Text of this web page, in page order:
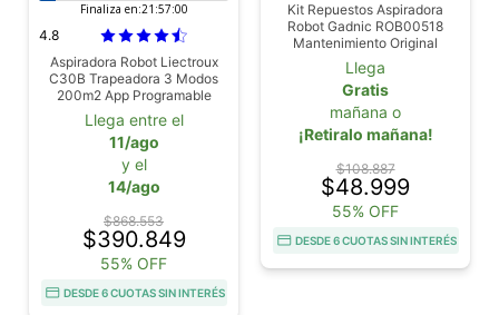
Finaliza en:21:56:59
4.8
Aspiradora Robot Liectroux
C30B Trapeadora 3 Modos
200m2 App Programable
Llega entre el
11/ago
y el
14/ago
$868.553
$390.849
55% OFF
DESDE 6 CUOTAS SIN INTERÉS
Kit Repuestos Aspiradora
Robot Gadnic ROB00518
Mantenimiento Original
Accesorios De Reemplazo
Para Optimo Rendimiento
Llega
Gratis
mañana o
¡Retiralo mañana!
$108.887
$48.999
55% OFF
DESDE 6 CUOTAS SIN INTERÉS